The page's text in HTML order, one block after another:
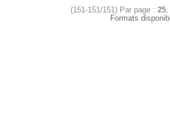
(151-151/151) Par page : 25,
Formats